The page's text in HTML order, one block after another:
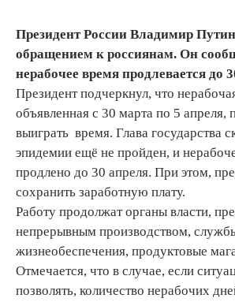
Президент России Владимир
обращением к россиянам. Он
нерабочее время продлевается до
Президент подчеркнул, что
объявленная с 30 марта по 5 апреля,
выиграть время. Глава государства
эпидемии ещё не пройден, и
продлено до 30 апреля. При этом,
сохранить заработную плату.
Работу продолжат органы власти,
непрерывным производством,
жизнеобеспечения, продуктовые
Отмечается, что в случае, если
позволять, количество нерабочих